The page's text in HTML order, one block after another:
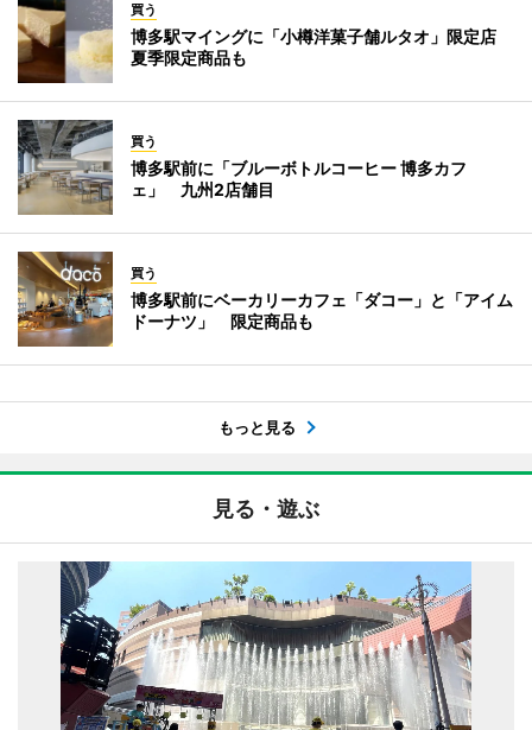
買う
博多駅マイングに「小樽洋菓子舗ルタオ」限定店
夏季限定商品も
買う
博多駅前に「ブルーボトルコーヒー 博多カフ
ェ」 九州2店舗目
買う
博多駅前にベーカリーカフェ「ダコー」と「アイム
ドーナツ」 限定商品も
もっと見る
見る・遊ぶ